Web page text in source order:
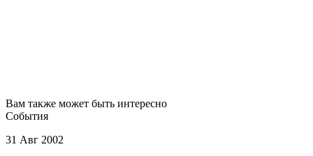
Вам также может быть интересно
События
31 Авг 2002